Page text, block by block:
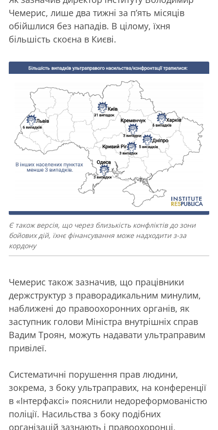
Чемерис, лише два тижні за п’ять місяців
обійшлися без нападів. В цілому, їхня
більшість скоєна в Києві.
Є також версія, що через близькість конфліктів до зони
бойових дій, їхнє фінансування може надходити з-за
кордону
Чемерис також зазначив, що працівники
держструктур з праворадикальним минулим,
наближені до правоохоронних органів, як
заступник голови Міністра внутрішніх справ
Вадим Троян, можуть надавати ультраправим
привілеї.
Систематичні порушення прав людини,
зокрема, з боку ультраправих, на конференції
в «Інтерфаксі» пояснили недореформованістю
поліції. Насильства з боку подібних
організацій зазнають і правоохоронці,